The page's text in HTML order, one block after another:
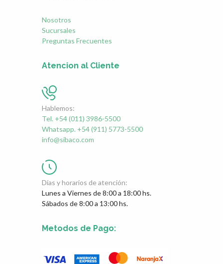
Nosotros
Sucursales
Preguntas Frecuentes
Atencion al Cliente
Hablemos:
Tel. +54 (011) 3986-5500
Whatsapp. +54 (911) 5773-5500
info@sibaco.com
Días y horarios de atención:
Lunes a Viernes de 8:00 a 18:00 hs.
Sábados de 8:00 a 13:00 hs.
Metodos de Pago: